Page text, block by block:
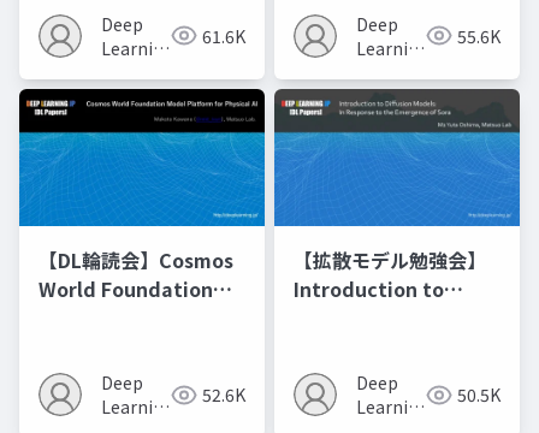
Recipes モデルマージ
の進化的最適化
Deep
Learning
61.6K
Deep
Learning
55.6K
【DL輪読会】Cosmos
World Foundation
Deep
Learning
52.6K
【拡散モデル勉強会】
Introduction to
Deep
Learning
50.5K